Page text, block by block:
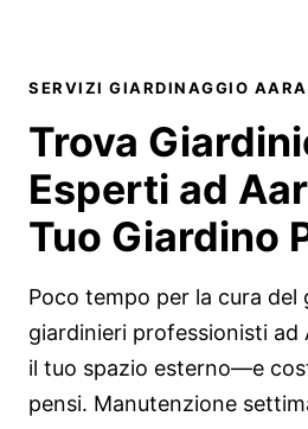
SERVIZI GIARDINAGGIO
Trova
Esperti ad
Tuo Giardino
Poco tempo per la cura del
giardinieri professionisti ad
il tuo spazio esterno—e
pensi. Manutenzione